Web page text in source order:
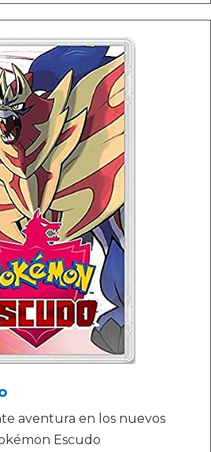
aventura en los nuevos
Escudo